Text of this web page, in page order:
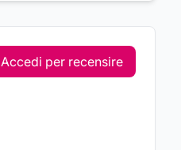
Accedi per recensire